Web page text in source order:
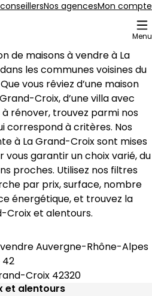
Nos agencesMon compte
Menu
Croix (42320)
La Grand-Croix
de maisons à vendre à La
les communes voisines du
vous rêviez d’une maison
Croix, d’une villa avec
rénover, trouvez parmi nos
correspond à critères. Nos
à La Grand-Croix sont mises
garantir un choix varié, du
proches. Utilisez nos filtres
par prix, surface, nombre
énergétique, et trouvez la
Croix et alentours.
Auvergne-Rhône-Alpes
42
Croix 42320
et alentours